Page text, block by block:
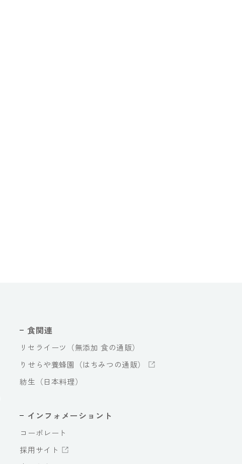
食関連
リセライーツ（無添加 食の通販）
りせらや養蜂園（はちみつの通販）
紡生（日本料理）
インフォメーショント
コーポレート
採用サイト